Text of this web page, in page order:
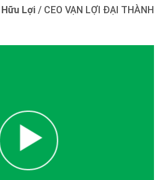
Lợi / CEO VẠN LỢI ĐẠI THÀNH